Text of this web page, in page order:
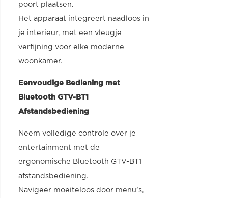
poort plaatsen.
Het apparaat integreert naadloos in
je interieur, met een vleugje
verfijning voor elke moderne
woonkamer.
Eenvoudige Bediening met
Bluetooth GTV-BT1
Afstandsbediening
Neem volledige controle over je
entertainment met de
ergonomische Bluetooth GTV-BT1
afstandsbediening.
Navigeer moeiteloos door menu’s,